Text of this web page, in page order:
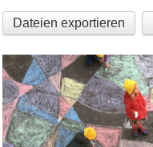
Dateien exportieren